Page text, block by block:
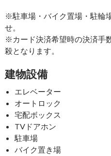
※駐車場・バイク置場・駐輪
せ。
※カード決済希望時の決済手
殺となります。
建物設備
エレベーター
オートロック
宅配ボックス
TVドアホン
駐車場
バイク置き場